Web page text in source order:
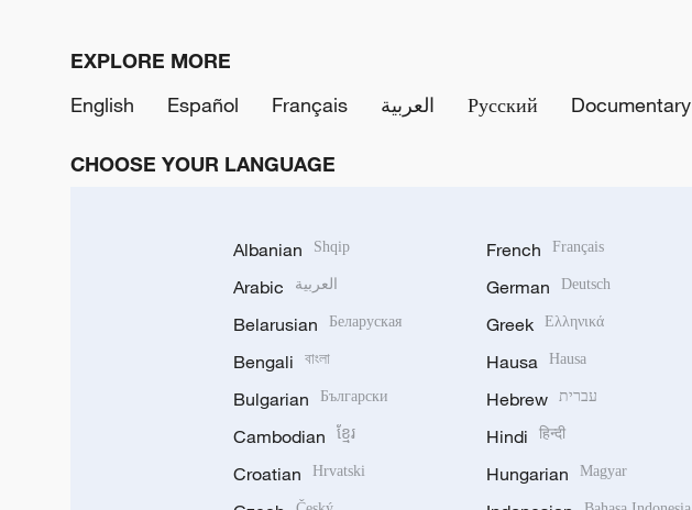
EXPLORE MORE
English
Español Français العربية Русский Documentary
CHOOSE YOUR LANGUAGE
Albanian Shqip
Arabic العربية
Belarusian Беларуская
Bengali বাংলা
Bulgarian Български
Cambodian ខ្មែរ
Croatian Hrvatski
French Français
German Deutsch
Greek Ελληνικά
Hausa Hausa
Hebrew עברית
Hindi हिन्दी
Hungarian Magyar